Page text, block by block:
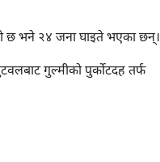
छ भने २४ जना घाइते भएका छन्।
गुल्मीको पुर्कोटदह तर्फ